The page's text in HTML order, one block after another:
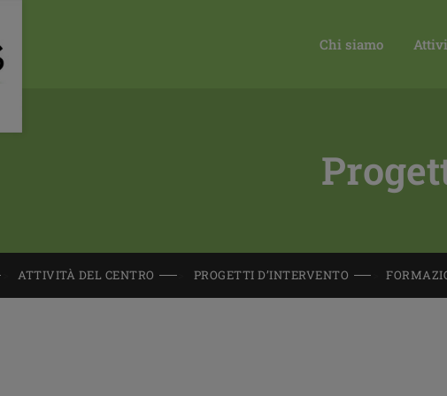
Chi siamo
ATTIVITÀ DEL CENTRO PROGETTI D’INTERVENTO